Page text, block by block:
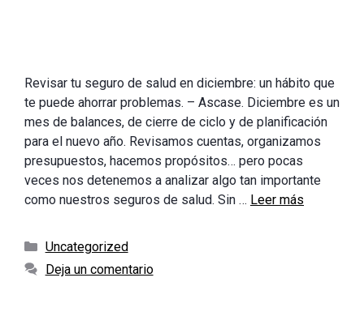
Revisar tu seguro de salud en diciembre: un hábito que
te puede ahorrar problemas. – Ascase. Diciembre es un
mes de balances, de cierre de ciclo y de planificación
para el nuevo año. Revisamos cuentas, organizamos
presupuestos, hacemos propósitos… pero pocas
veces nos detenemos a analizar algo tan importante
como nuestros seguros de salud. Sin … Leer más
Categorías
Uncategorized
Deja un comentario